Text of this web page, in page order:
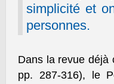
simplicité et
personnes.
Dans la revue déjà
pp. 287-316), le